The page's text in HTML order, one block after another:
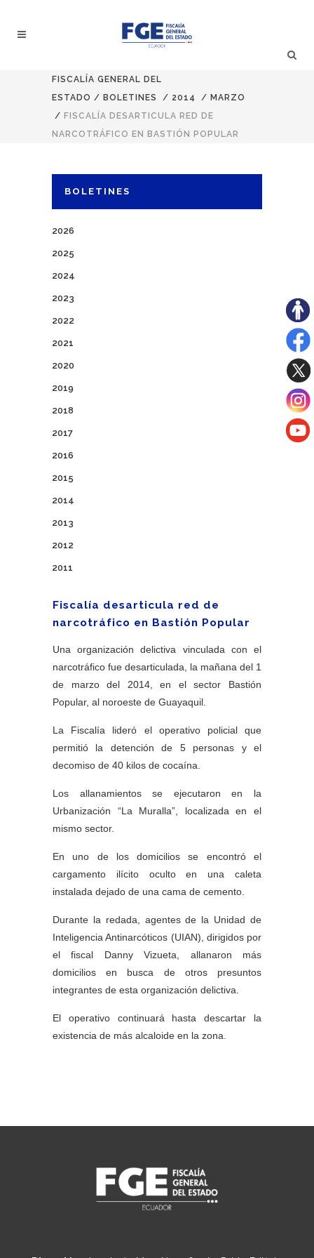
FISCALÍA GENERAL DEL
ESTADO / BOLETINES / 2014 / MARZO
/ FISCALÍA DESARTICULA RED DE
NARCOTRÁFICO EN BASTIÓN POPULAR
BOLETINES
2026
2025
2024
2023
2022
2021
2020
2019
2018
2017
2016
2015
2014
2013
2012
2011
Fiscalía desarticula red de
narcotráfico en Bastión Popular
Una organización delictiva vinculada con el
narcotráfico fue desarticulada, la mañana del 1
de marzo del 2014, en el sector Bastión
Popular, al noroeste de Guayaquil.
La Fiscalía lideró el operativo policial que
permitió la detención de 5 personas y el
decomiso de 40 kilos de cocaína.
Los allanamientos se ejecutaron en la
Urbanización “La Muralla”, localizada en el
mismo sector.
En uno de los domicilios se encontró el
cargamento ilícito oculto en una caleta
instalada dejado de una cama de cemento.
Durante la redada, agentes de la Unidad de
Inteligencia Antinarcóticos (UIAN), dirigidos por
el fiscal Danny Vizueta, allanaron más
domicilios en busca de otros presuntos
integrantes de esta organización delictiva.
El operativo continuará hasta descartar la
existencia de más alcaloide en la zona.